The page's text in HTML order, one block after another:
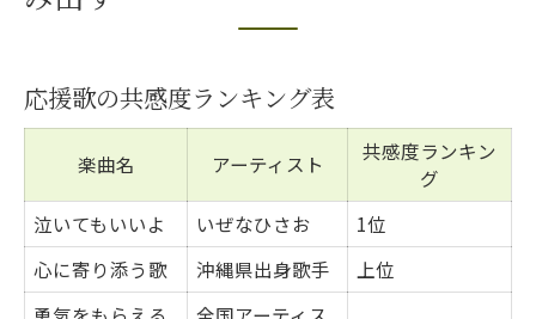
応援歌の共感度ランキング表
楽曲名 アーティスト
共感度ランキン
グ
泣いてもいいよ
いぜなひさお
1位
心に寄り添う歌
沖縄県出身歌手
上位
勇気をもらえる
全国アーティス